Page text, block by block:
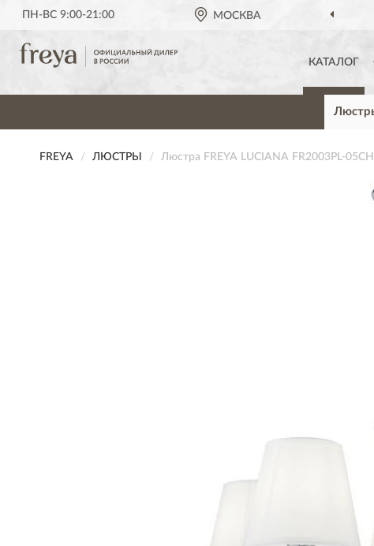
ПН-ВС 9:00-21:00 МОСКВА
КАТАЛОГ
FREYA ЛЮСТРЫ Люстра FREYA LUCIANA FR2003PL-05CH